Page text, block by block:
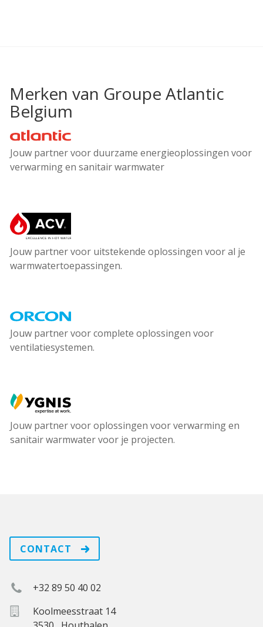
Merken van Groupe Atlantic
Belgium
Atlantic
Jouw partner voor duurzame energieoplossingen voor
verwarming en sanitair warmwater
ACV
Jouw partner voor uitstekende oplossingen voor al je
warmwatertoepassingen.
Orcon
Jouw partner voor complete oplossingen voor
ventilatiesystemen.
Ygnis
Jouw partner voor oplossingen voor verwarming en
sanitair warmwater voor je projecten.
CONTACT
+32 89 50 40 02
Koolmeesstraat 14